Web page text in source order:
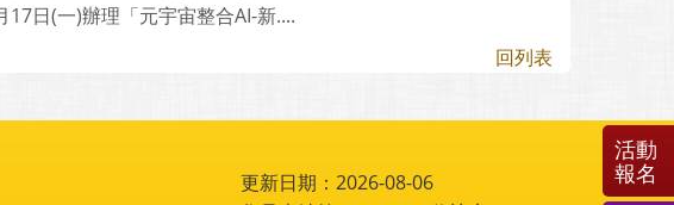
日(一)辦理「元宇宙整合AI-新....
回列表
更新日期：2026-08-06
活動
報名